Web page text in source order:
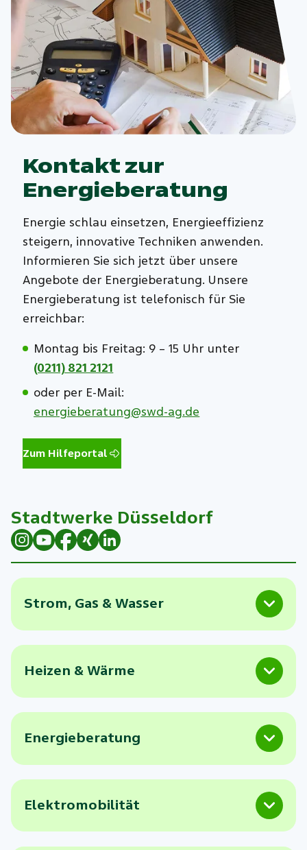
Kontakt zur
Energieberatung
Energie schlau einsetzen, Energieeffizienz
steigern, innovative Techniken anwenden.
Informieren Sie sich jetzt über unsere
Angebote der Energieberatung. Unsere
Energieberatung ist telefonisch für Sie
erreichbar:
Montag bis Freitag: 9 – 15 Uhr unter
(0211) 821 2121
oder per E-Mail:
energieberatung@swd-ag.de
Zum Hilfeportal
Stadtwerke Düsseldorf
Strom, Gas & Wasser
Heizen & Wärme
Energieberatung
Elektromobilität